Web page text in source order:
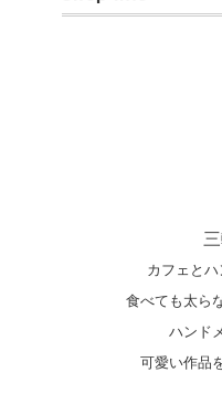
カフェとハ
食べても太ら
ハンド
可愛い作品